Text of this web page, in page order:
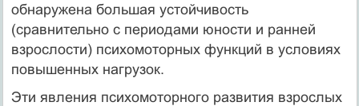
обнаружена большая устойчивость
(сравнительно с периодами юности и ранней
взрослости) психомоторных функций в условиях
повышенных нагрузок.
Эти явления психомоторного развития взрослых